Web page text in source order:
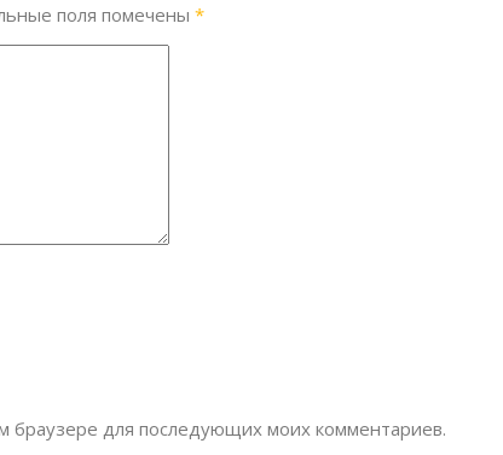
поля помечены *
браузере для последующих моих комментариев.